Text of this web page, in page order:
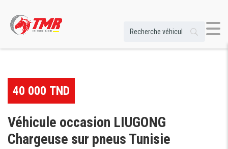
40 000 TND
Véhicule occasion LIUGONG
Chargeuse sur pneus Tunisie